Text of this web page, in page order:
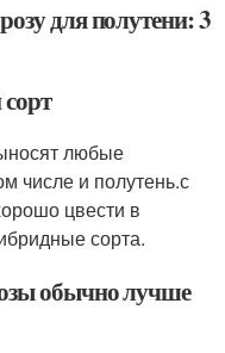
для полутени: 3
любые
числе и полутень.с
цвести в
сорта.
обычно лучше